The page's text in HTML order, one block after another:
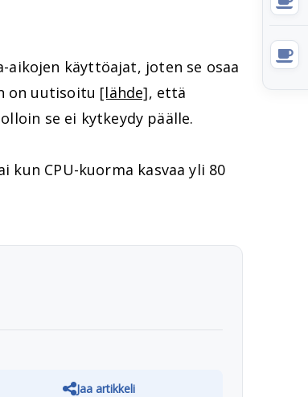
aikojen käyttöajat, joten se osaa
on uutisoitu [lähde], että
se ei kytkeydy päälle.
CPU-kuorma kasvaa yli 80
Jaa artikkeli